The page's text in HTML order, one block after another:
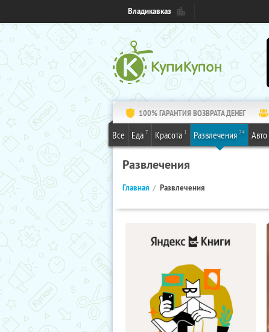
Владикавказ
100% ГАРАНТИЯ ВОЗВРАТА ДЕНЕГ
Все Еда 7 Красота 1 Развлечения 24 Авто
Развлечения
Главная Развлечения